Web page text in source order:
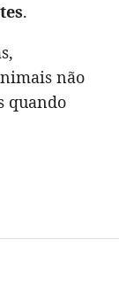
.
não
quando